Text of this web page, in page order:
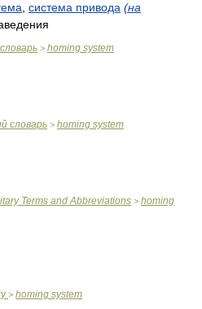
система привода (на
> homing system
словарь > homing system
Terms and Abbreviations > homing
> homing system